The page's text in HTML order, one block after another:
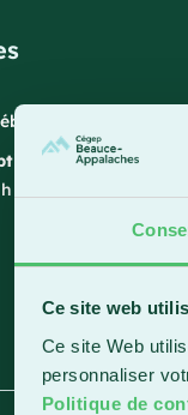
Ce site web
Ce site Web
personnaliser
Politique de
G5Y 3G1
45 à 15 h 45